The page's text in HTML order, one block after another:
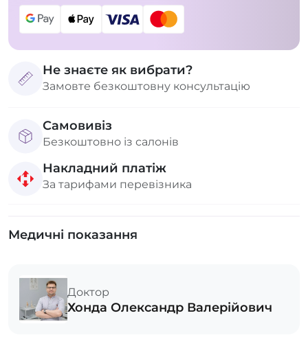
Не знаєте як вибрати?
Замовте безкоштовну консультацію
Самовивіз
Безкоштовно із салонів
Накладний платіж
За тарифами перевізника
Медичні показання
Доктор
Хонда Олександр Валерійович